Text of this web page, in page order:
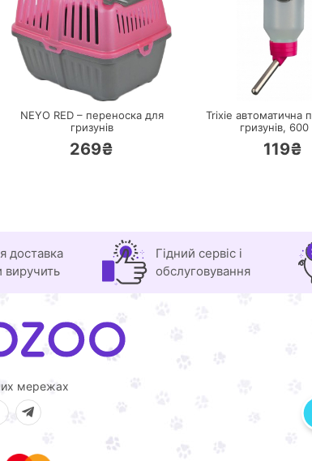
NEYO RED – переноска для
гризунів
269₴
Trixie автоматична
гризунів, 600
119₴
доставка
виручить
Гідний сервіс і
обслуговування
мережах